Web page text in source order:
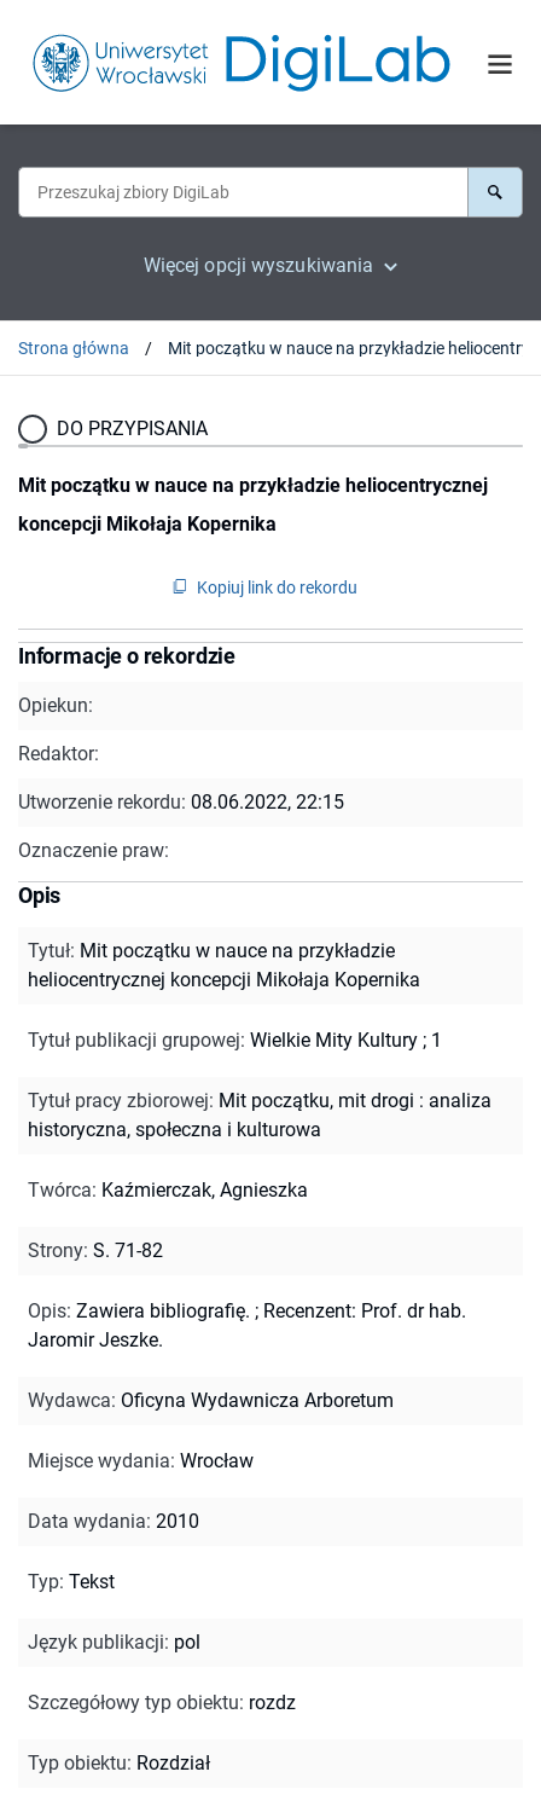
Więcej opcji wyszukiwania
Strona główna
DO PRZYPISANIA
Mit początku w nauce na przykładzie heliocentrycznej
koncepcji Mikołaja Kopernika
Kopiuj link do rekordu
Informacje o rekordzie
Opiekun:
Redaktor:
Utworzenie rekordu: 08.06.2022, 22:15
Oznaczenie praw:
Opis
Tytuł: Mit początku w nauce na przykładzie
heliocentrycznej koncepcji Mikołaja Kopernika
Tytuł publikacji grupowej: Wielkie Mity Kultury ; 1
Tytuł pracy zbiorowej: Mit początku, mit drogi : analiza
historyczna, społeczna i kulturowa
Twórca: Kaźmierczak, Agnieszka
Strony: S. 71-82
Opis: Zawiera bibliografię. ; Recenzent: Prof. dr hab.
Jaromir Jeszke.
Wydawca: Oficyna Wydawnicza Arboretum
Miejsce wydania: Wrocław
Data wydania: 2010
Typ: Tekst
Język publikacji: pol
Szczegółowy typ obiektu: rozdz
Typ obiektu: Rozdział